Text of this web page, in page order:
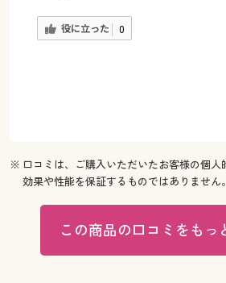
役に立った 0
※ 口コミは、ご購入いただいたお客様の個人
効果や性能を保証するものではありません。
この商品の口コミをもっ